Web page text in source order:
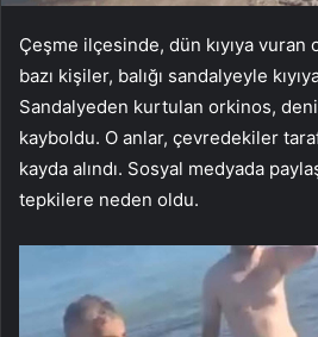
Çeşme ilçesinde, dün kıyıya
bazı kişiler, balığı sandalyeyle
Sandalyeden kurtulan orkinos,
kayboldu. O anlar, çevredekiler
kayda alındı. Sosyal medyada
tepkilere neden oldu.